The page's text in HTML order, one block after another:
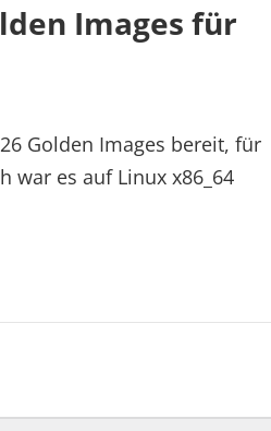
Images für
Golden Images bereit, für
war es auf Linux x86_64